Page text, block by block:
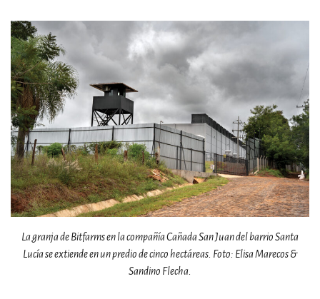
La granja de Bitfarms en la compañía Cañada San Juan del barrio Santa
Lucía se extiende en un predio de cinco hectáreas. Foto: Elisa Marecos &
Sandino Flecha.